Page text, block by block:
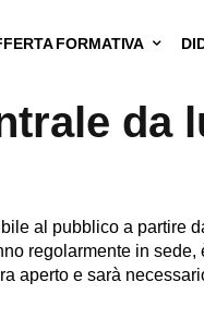
FORMATIVA
da
al pubblico a partire
regolarmente in sede,
aperto e sarà